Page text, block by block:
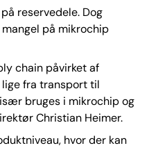
reservedele. Dog
på mikrochip
chain påvirket af
fra transport til
bruges i mikrochip og
Christian Heimer.
hvor der kan